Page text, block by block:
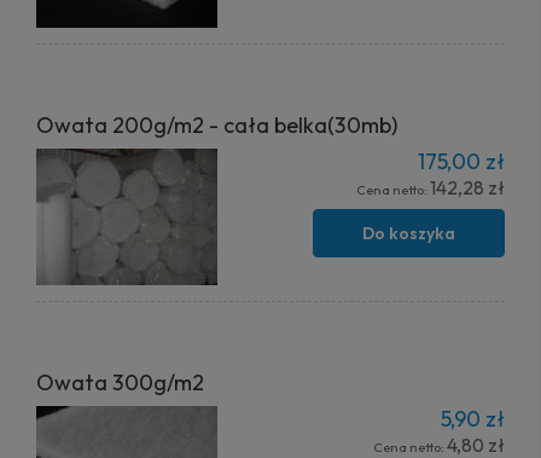
Owata 200g/m2 - cała belka(30mb)
175,00 zł
Cena netto: 142,28 zł
Do koszyka
Owata 300g/m2
5,90 zł
Cena netto: 4,80 zł